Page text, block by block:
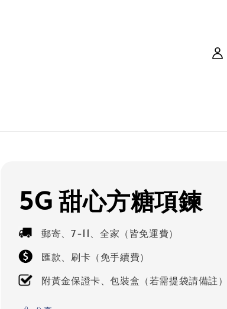
5G 甜心方糖項鍊
郵寄、7-11、全家（皆免運費）
匯款、刷卡（免手續費）
附黃金保證卡、包裝盒（若需提袋請備註）